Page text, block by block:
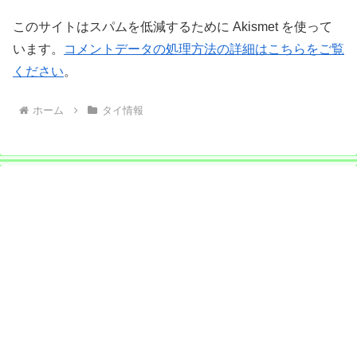
このサイトはスパムを低減するために Akismet を使って
います。
コメントデータの処理方法の詳細はこちらをご覧
ください。
ホーム タイ情報